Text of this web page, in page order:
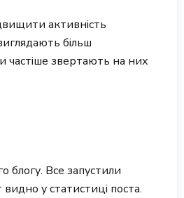
активність
більш
частіше звертають на них
блогу. Все запустили
у статистиці поста.